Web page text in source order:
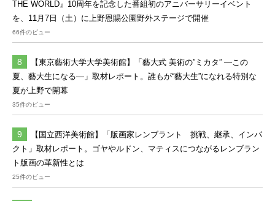
THE WORLD』10周年を記念した番組初のアニバーサリーイベント
を、11月7日（土）に上野恩賜公園野外ステージで開催
66件のビュー
【東京藝術大学大学美術館】「藝大式 美術の”ミカタ” ―この
夏、藝大生になる―」取材レポート。誰もが“藝大生”になれる特別な
夏が上野で開幕
35件のビュー
【国立西洋美術館】「版画家レンブラント 挑戦、継承、インパ
クト」取材レポート。ゴヤやルドン、マティスにつながるレンブラン
ト版画の革新性とは
25件のビュー